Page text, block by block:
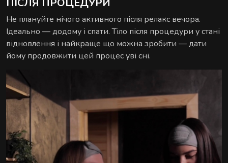
ПІСЛЯ ПРОЦЕДУРИ
Не плануйте нічого активного після релакс вечора.
Ідеально — додому і спати. Тіло після процедури у стані
відновлення і найкраще що можна зробити — дати
йому продовжити цей процес уві сні.